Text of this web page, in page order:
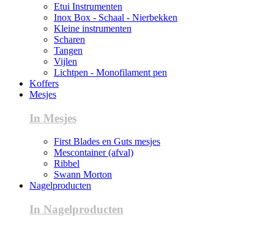
Etui Instrumenten
Inox Box - Schaal - Nierbekken
Kleine instrumenten
Scharen
Tangen
Vijlen
Lichtpen - Monofilament pen
Koffers
Mesjes
In Mesjes
First Blades en Guts mesjes
Mescontainer (afval)
Ribbel
Swann Morton
Nagelproducten
In Nagelproducten